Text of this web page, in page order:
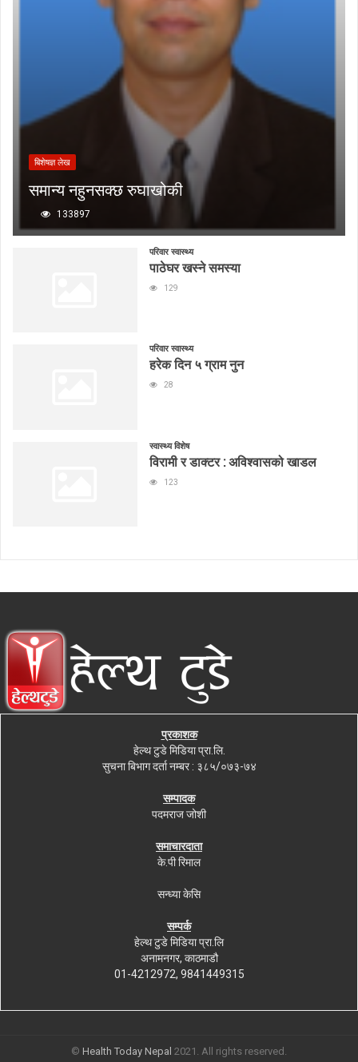
बिशेषज्ञ लेख
समान्य नहुनसक्छ रुघाखोकी
133897
परिवार स्वास्थ्य
पाठेघर खस्ने समस्या
129
परिवार स्वास्थ्य
हरेक दिन ५ ग्राम नुन
28
स्वास्थ्य विशेष
विरामी र डाक्टर : अविश्वासको खाडल
123
प्रकाशक
हेल्थ टुडे मिडिया प्रा.लि.
सुचना बिभाग दर्ता नम्बर : ३८५/०७३-७४
सम्पादक
पदमराज जोशी
समाचारदाता
के.पी रिमाल
सन्ध्या केसि
सम्पर्क
हेल्थ टुडे मिडिया प्रा.लि
अनामनगर, काठमाडौ
01-4212972, 9841449315
© Health Today Nepal 2021. All rights reserved.